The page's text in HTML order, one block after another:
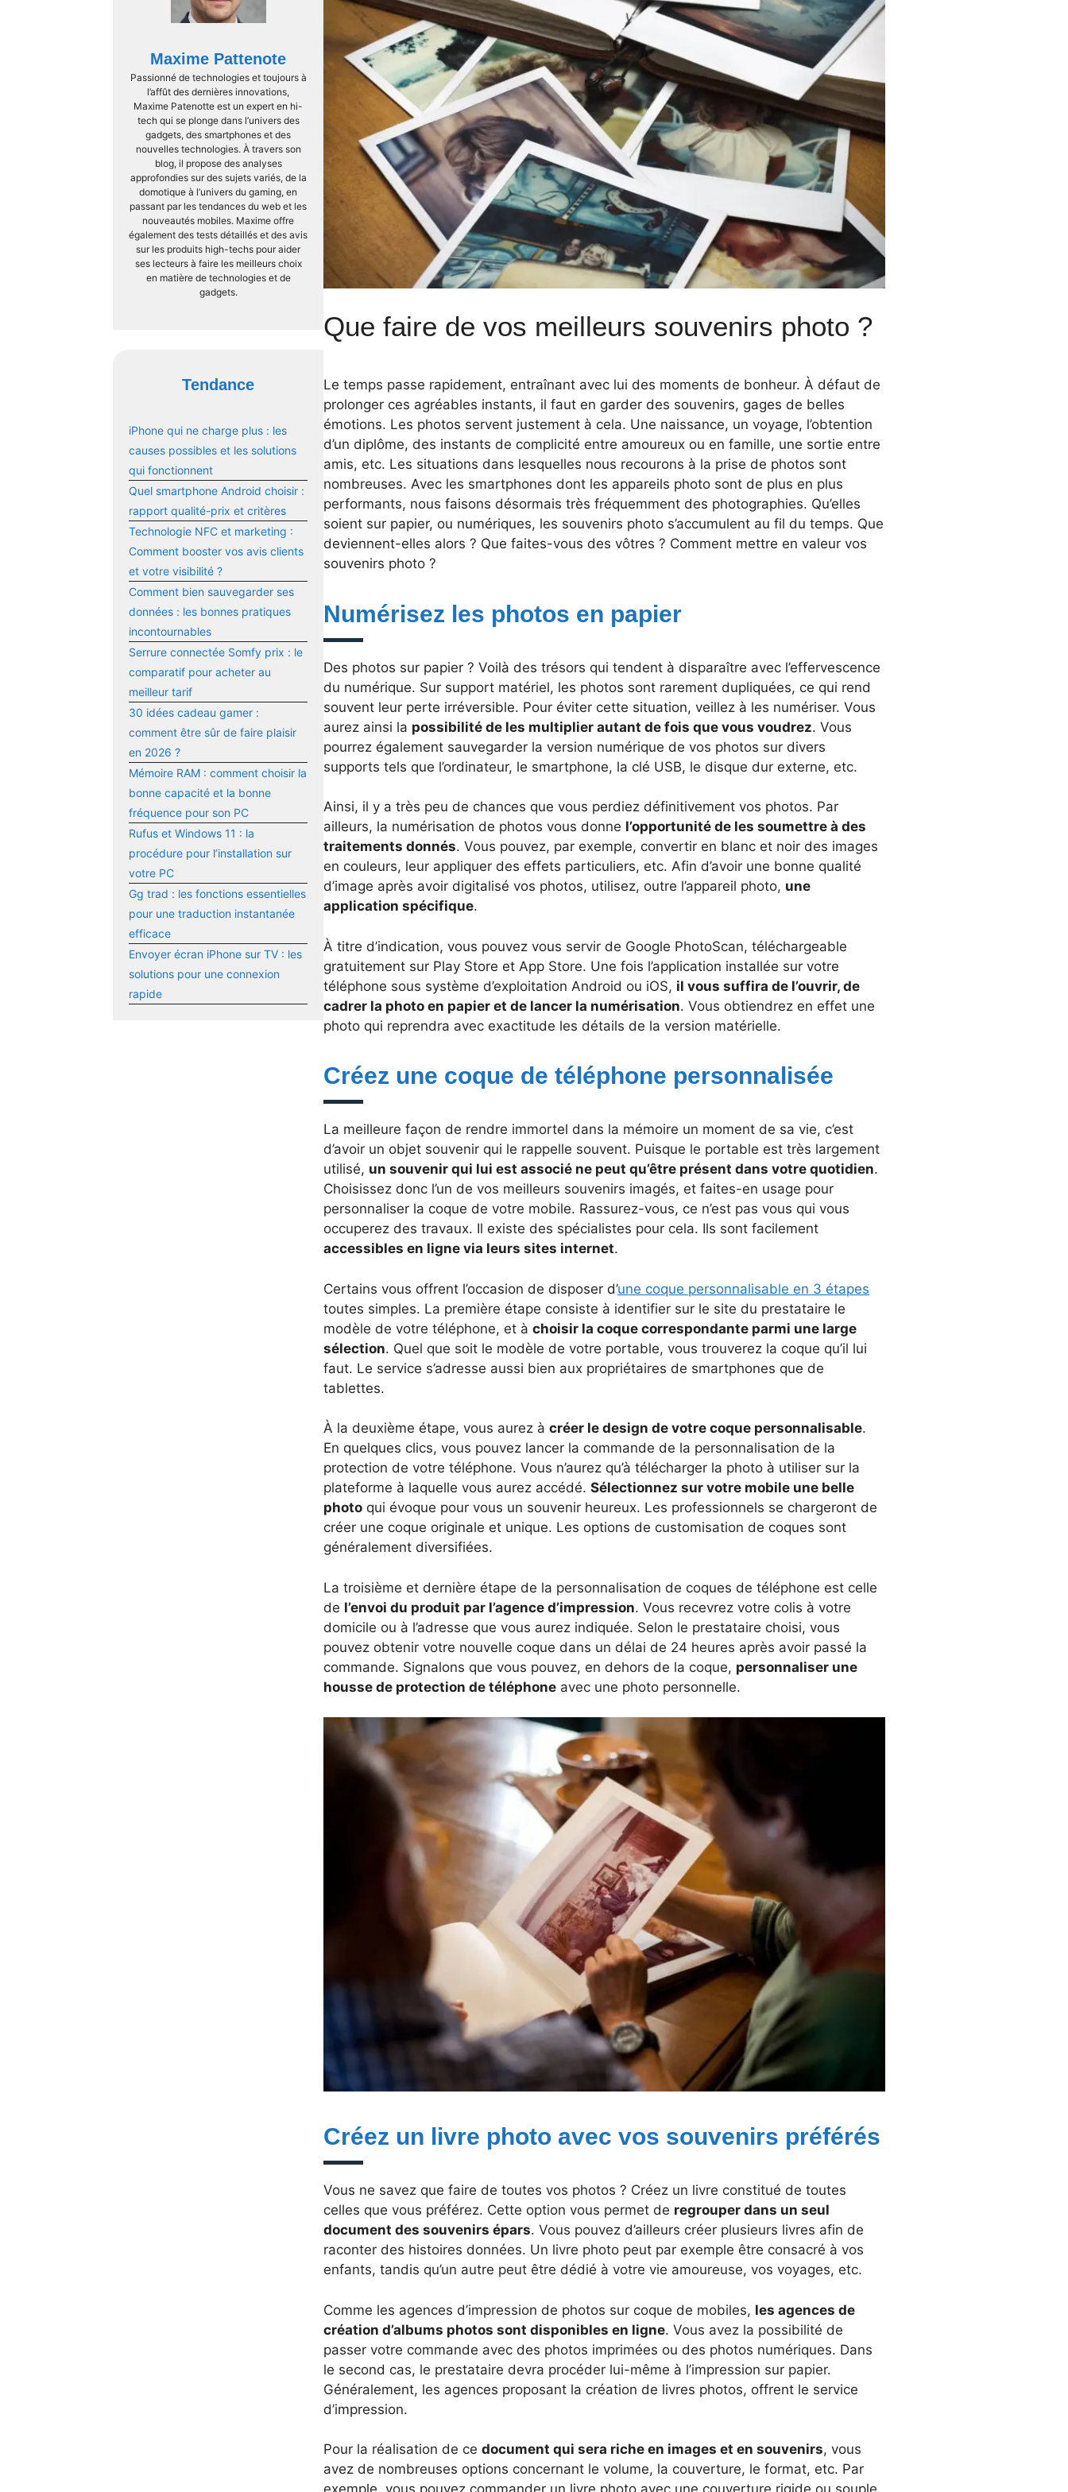
Maxime Pattenote
Passionné de technologies et toujours à
l’affût des dernières innovations,
Maxime Patenotte est un expert en hi-
tech qui se plonge dans l’univers des
gadgets, des smartphones et des
nouvelles technologies. À travers son
blog, il propose des analyses
approfondies sur des sujets variés, de la
domotique à l’univers du gaming, en
passant par les tendances du web et les
nouveautés mobiles. Maxime offre
également des tests détaillés et des avis
sur les produits high-techs pour aider
ses lecteurs à faire les meilleurs choix
en matière de technologies et de
gadgets.
Tendance
iPhone qui ne charge plus : les
causes possibles et les solutions
qui fonctionnent
Quel smartphone Android choisir :
rapport qualité-prix et critères
Technologie NFC et marketing :
Comment booster vos avis clients
et votre visibilité ?
Comment bien sauvegarder ses
données : les bonnes pratiques
incontournables
Serrure connectée Somfy prix : le
comparatif pour acheter au
meilleur tarif
30 idées cadeau gamer :
comment être sûr de faire plaisir
en 2026 ?
Mémoire RAM : comment choisir la
bonne capacité et la bonne
fréquence pour son PC
Rufus et Windows 11 : la
procédure pour l’installation sur
votre PC
Gg trad : les fonctions essentielles
pour une traduction instantanée
efficace
Envoyer écran iPhone sur TV : les
solutions pour une connexion
rapide
Que faire de vos meilleurs souvenirs photo ?
Le temps passe rapidement, entraînant avec lui des moments de bonheur. À défaut de
prolonger ces agréables instants, il faut en garder des souvenirs, gages de belles
émotions. Les photos servent justement à cela. Une naissance, un voyage, l’obtention
d’un diplôme, des instants de complicité entre amoureux ou en famille, une sortie entre
amis, etc. Les situations dans lesquelles nous recourons à la prise de photos sont
nombreuses. Avec les smartphones dont les appareils photo sont de plus en plus
performants, nous faisons désormais très fréquemment des photographies. Qu’elles
soient sur papier, ou numériques, les souvenirs photo s’accumulent au fil du temps. Que
deviennent-elles alors ? Que faites-vous des vôtres ? Comment mettre en valeur vos
souvenirs photo ?
Numérisez les photos en papier
Des photos sur papier ? Voilà des trésors qui tendent à disparaître avec l’effervescence
du numérique. Sur support matériel, les photos sont rarement dupliquées, ce qui rend
souvent leur perte irréversible. Pour éviter cette situation, veillez à les numériser. Vous
aurez ainsi la possibilité de les multiplier autant de fois que vous voudrez. Vous
pourrez également sauvegarder la version numérique de vos photos sur divers
supports tels que l’ordinateur, le smartphone, la clé USB, le disque dur externe, etc.
Ainsi, il y a très peu de chances que vous perdiez définitivement vos photos. Par
ailleurs, la numérisation de photos vous donne l’opportunité de les soumettre à des
traitements donnés. Vous pouvez, par exemple, convertir en blanc et noir des images
en couleurs, leur appliquer des effets particuliers, etc. Afin d’avoir une bonne qualité
d’image après avoir digitalisé vos photos, utilisez, outre l’appareil photo, une
application spécifique.
À titre d’indication, vous pouvez vous servir de Google PhotoScan, téléchargeable
gratuitement sur Play Store et App Store. Une fois l’application installée sur votre
téléphone sous système d’exploitation Android ou iOS, il vous suffira de l’ouvrir, de
cadrer la photo en papier et de lancer la numérisation. Vous obtiendrez en effet une
photo qui reprendra avec exactitude les détails de la version matérielle.
Créez une coque de téléphone personnalisée
La meilleure façon de rendre immortel dans la mémoire un moment de sa vie, c’est
d’avoir un objet souvenir qui le rappelle souvent. Puisque le portable est très largement
utilisé, un souvenir qui lui est associé ne peut qu’être présent dans votre quotidien.
Choisissez donc l’un de vos meilleurs souvenirs imagés, et faites-en usage pour
personnaliser la coque de votre mobile. Rassurez-vous, ce n’est pas vous qui vous
occuperez des travaux. Il existe des spécialistes pour cela. Ils sont facilement
accessibles en ligne via leurs sites internet.
Certains vous offrent l’occasion de disposer d’une coque personnalisable en 3 étapes
toutes simples. La première étape consiste à identifier sur le site du prestataire le
modèle de votre téléphone, et à choisir la coque correspondante parmi une large
sélection. Quel que soit le modèle de votre portable, vous trouverez la coque qu’il lui
faut. Le service s’adresse aussi bien aux propriétaires de smartphones que de
tablettes.
À la deuxième étape, vous aurez à créer le design de votre coque personnalisable.
En quelques clics, vous pouvez lancer la commande de la personnalisation de la
protection de votre téléphone. Vous n’aurez qu’à télécharger la photo à utiliser sur la
plateforme à laquelle vous aurez accédé. Sélectionnez sur votre mobile une belle
photo qui évoque pour vous un souvenir heureux. Les professionnels se chargeront de
créer une coque originale et unique. Les options de customisation de coques sont
généralement diversifiées.
La troisième et dernière étape de la personnalisation de coques de téléphone est celle
de l’envoi du produit par l’agence d’impression. Vous recevrez votre colis à votre
domicile ou à l’adresse que vous aurez indiquée. Selon le prestataire choisi, vous
pouvez obtenir votre nouvelle coque dans un délai de 24 heures après avoir passé la
commande. Signalons que vous pouvez, en dehors de la coque, personnaliser une
housse de protection de téléphone avec une photo personnelle.
Créez un livre photo avec vos souvenirs préférés
Vous ne savez que faire de toutes vos photos ? Créez un livre constitué de toutes
celles que vous préférez. Cette option vous permet de regrouper dans un seul
document des souvenirs épars. Vous pouvez d’ailleurs créer plusieurs livres afin de
raconter des histoires données. Un livre photo peut par exemple être consacré à vos
enfants, tandis qu’un autre peut être dédié à votre vie amoureuse, vos voyages, etc.
Comme les agences d’impression de photos sur coque de mobiles, les agences de
création d’albums photos sont disponibles en ligne. Vous avez la possibilité de
passer votre commande avec des photos imprimées ou des photos numériques. Dans
le second cas, le prestataire devra procéder lui-même à l’impression sur papier.
Généralement, les agences proposant la création de livres photos, offrent le service
d’impression.
Pour la réalisation de ce document qui sera riche en images et en souvenirs, vous
avez de nombreuses options concernant le volume, la couverture, le format, etc. Par